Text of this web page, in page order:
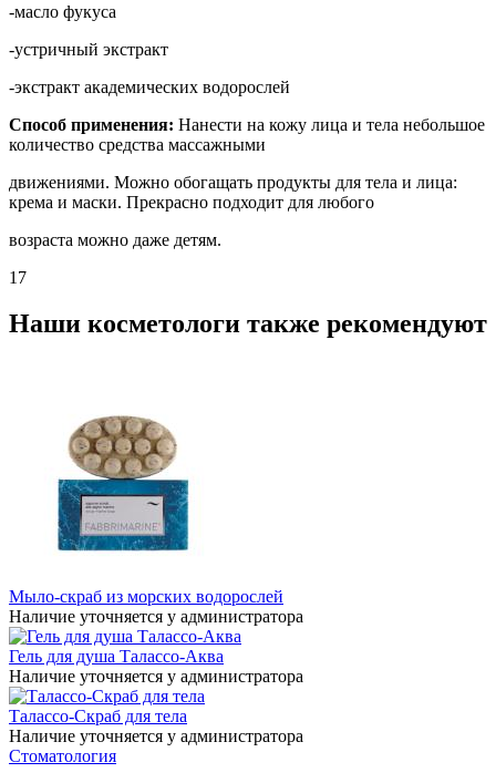
-масло фукуса
-устричный экстракт
-экстракт академических водорослей
Способ применения: Нанести на кожу лица и тела небольшое
количество средства массажными
движениями. Можно обогащать продукты для тела и лица:
крема и маски. Прекрасно подходит для любого
возраста можно даже детям.
17
Наши косметологи также рекомендуют
Мыло-скраб из морских водорослей
Наличие уточняется у администратора
Гель для душа Талассо-Аква
Наличие уточняется у администратора
Талассо-Скраб для тела
Наличие уточняется у администратора
Стоматология